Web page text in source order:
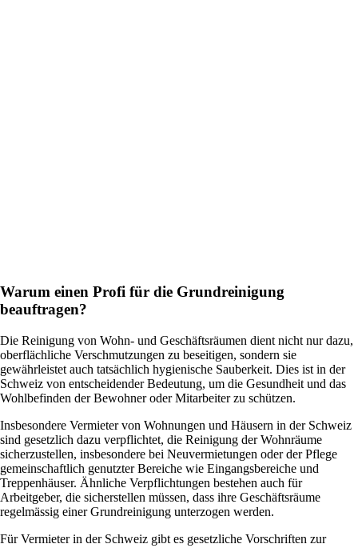
Warum einen Profi für die Grundreinigung
beauftragen?
Die Reinigung von Wohn- und Geschäftsräumen dient nicht nur dazu,
oberflächliche Verschmutzungen zu beseitigen, sondern sie
gewährleistet auch tatsächlich hygienische Sauberkeit. Dies ist in der
Schweiz von entscheidender Bedeutung, um die Gesundheit und das
Wohlbefinden der Bewohner oder Mitarbeiter zu schützen.
Insbesondere Vermieter von Wohnungen und Häusern in der Schweiz
sind gesetzlich dazu verpflichtet, die Reinigung der Wohnräume
sicherzustellen, insbesondere bei Neuvermietungen oder der Pflege
gemeinschaftlich genutzter Bereiche wie Eingangsbereiche und
Treppenhäuser. Ähnliche Verpflichtungen bestehen auch für
Arbeitgeber, die sicherstellen müssen, dass ihre Geschäftsräume
regelmässig einer Grundreinigung unterzogen werden.
Für Vermieter in der Schweiz gibt es gesetzliche Vorschriften zur